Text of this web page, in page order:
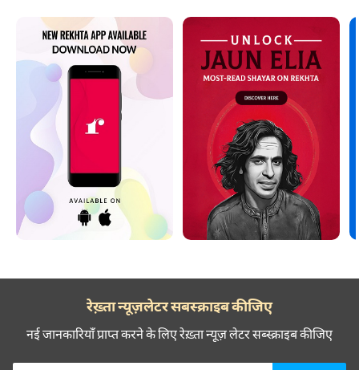
रेख़्ता न्यूज़लेटर सबस्क्राइब कीजिए
नई जानकारियाँ प्राप्त करने के लिए रेख़्ता न्यूज़ लेटर सब्स्क्राइब कीजिए